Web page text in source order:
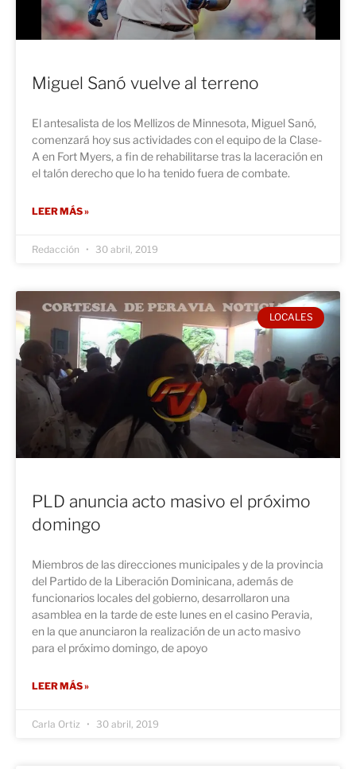
Miguel Sanó vuelve al terreno
El antesalista de los Mellizos de Minnesota, Miguel Sanó,
comenzará hoy sus actividades con el equipo de la Clase-
A en Fort Myers, a fin de rehabilitarse tras la laceración en
el talón derecho que lo ha tenido fuera de combate.
LEER MÁS »
Redacción 30 abril, 2019
LOCALES
PLD anuncia acto masivo el próximo
domingo
Miembros de las direcciones municipales y de la provincia
del Partido de la Liberación Dominicana, además de
funcionarios locales del gobierno, desarrollaron una
asamblea en la tarde de este lunes en el casino Peravia,
en la que anunciaron la realización de un acto masivo
para el próximo domingo, de apoyo
LEER MÁS »
Carla Ortiz 30 abril, 2019